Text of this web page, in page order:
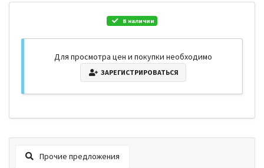
В наличии
Для просмотра цен и покупки необходимо
ЗАРЕГИСТРИРОВАТЬСЯ
Прочие предложения